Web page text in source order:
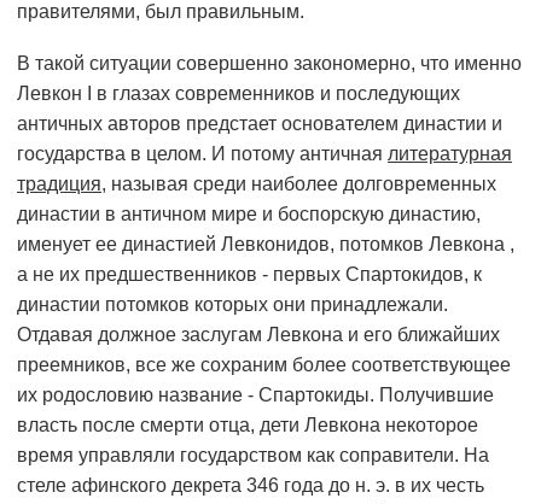
правителями, был правильным.
В такой ситуации совершенно закономерно, что именно
Левкон I в глазах современников и последующих
античных авторов предстает основателем династии и
государства в целом. И потому античная литературная
традиция, называя среди наиболее долговременных
династии в античном мире и боспорскую династию,
именует ее династией Левконидов, потомков Левкона ,
а не их предшественников - первых Спартокидов, к
династии потомков которых они принадлежали.
Отдавая должное заслугам Левкона и его ближайших
преемников, все же сохраним более соответствующее
их родословию название - Спартокиды. Получившие
власть после смерти отца, дети Левкона некоторое
время управляли государством как соправители. На
стеле афинского декрета 346 года до н. э. в их честь